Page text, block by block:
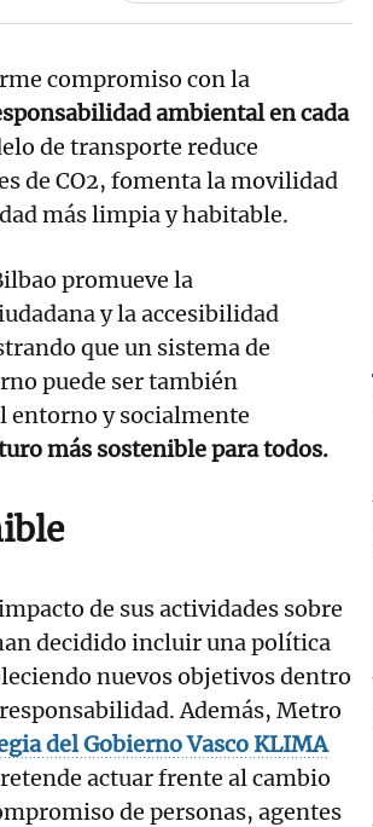
compromiso con la
ambiental en cada
de transporte reduce
de CO2, fomenta la movilidad
más limpia y habitable.
promueve la
y la accesibilidad
que un sistema de
puede ser también
entorno y socialmente
más sostenible para todos.
de sus actividades sobre
decidido incluir una política
nuevos objetivos dentro
Además, Metro
del Gobierno Vasco KLIMA
actuar frente al cambio
de personas, agentes